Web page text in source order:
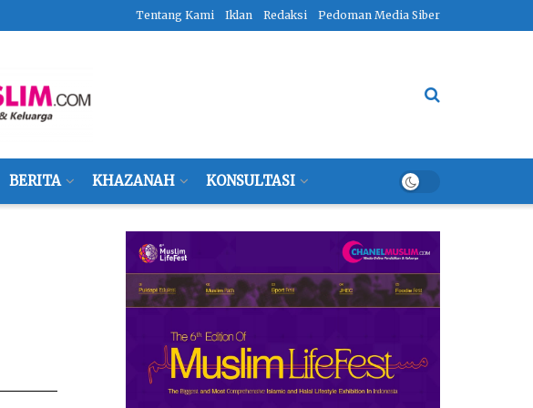
Tentang Kami Iklan Redaksi Pedoman Media Siber
BERITA KHAZANAH KONSULTASI